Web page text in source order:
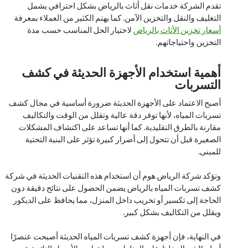
تقدم الشركة خدمات نقل أثاث بالرياض بشكل احترافي يشمل
التغليف والنقل والتخزين الآمن. كما يهتم الكثير من العملاء بمعرفة
أسعار تخزين الأثاث بالرياض لاختيار الحل المناسب حسب مدة
التخزين واحتياجاتهم.
أهمية استخدام الأجهزة الحديثة في كشف
التسربات
أصبح الاعتماد على الأجهزة الحديثة ضرورة أساسية في مجال كشف
تسربات المياه، لأنها توفر دقة عالية وتقلل من الوقت والتكاليف
مقارنة بالطرق التقليدية. كما أنها تساعد على اكتشاف المشكلات
الصغيرة قبل أن تتحول إلى أضرار كبيرة تؤثر على البنية التحتية
للمبنى.
وتؤكد شركة الرياض هوم أن استخدام هذه التقنيات الحديثة في شركة
كشف تسربات المياه بالرياض يضمن الحصول على نتائج دقيقة دون
الحاجة إلى تكسير أو تخريب داخل المنزل، مما يحافظ على الديكور
ويقلل من التكاليف بشكل كبير.
في النهاية، فإن أجهزة كشف تسربات المياه الحديثة أصبحت عنصرًا